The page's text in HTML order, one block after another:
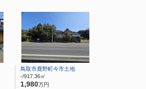
鳥取市鹿野町今市土地
-/917.36㎡
1,980万円